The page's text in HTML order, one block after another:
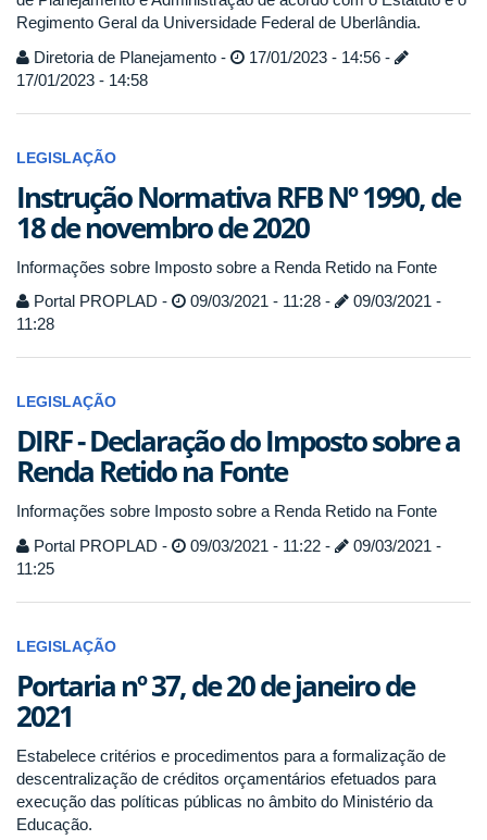
Regimento Geral da Universidade Federal de Uberlândia.
Diretoria de Planejamento -
17/01/2023 - 14:56 -
17/01/2023 - 14:58
LEGISLAÇÃO
Instrução Normativa RFB Nº 1990, de
18 de novembro de 2020
Informações sobre Imposto sobre a Renda Retido na Fonte
Portal PROPLAD -
09/03/2021 - 11:28 -
09/03/2021 -
11:28
LEGISLAÇÃO
DIRF - Declaração do Imposto sobre a
Renda Retido na Fonte
Informações sobre Imposto sobre a Renda Retido na Fonte
Portal PROPLAD -
09/03/2021 - 11:22 -
09/03/2021 -
11:25
LEGISLAÇÃO
Portaria nº 37, de 20 de janeiro de
2021
Estabelece critérios e procedimentos para a formalização de
descentralização de créditos orçamentários efetuados para
execução das políticas públicas no âmbito do Ministério da
Educação.